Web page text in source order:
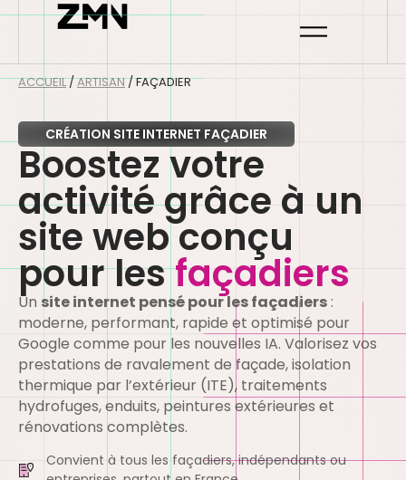
ACCUEIL/ARTISAN/FAÇADIER
CRÉATION SITE INTERNET FAÇADIER
Boostez votre
activité grâce à un
site web conçu
pour lesfaçadiers
Un site internet pensé pour les façadiers:
moderne, performant, rapide et optimisé pour
Google comme pour les nouvelles IA. Valorisez vos
prestations de ravalement de façade, isolation
thermique par l’extérieur (ITE), traitements
hydrofuges, enduits, peintures extérieures et
rénovations complètes.
Convient à tous les façadiers, indépendants ou